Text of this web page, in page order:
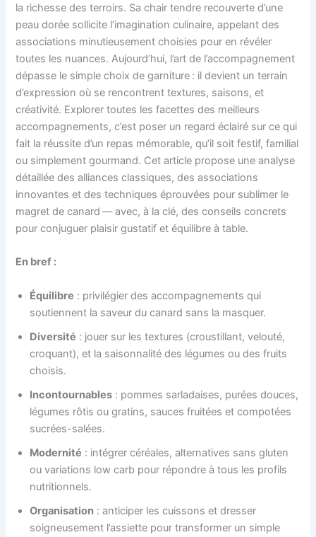
la richesse des terroirs. Sa chair tendre recouverte d’une
peau dorée sollicite l’imagination culinaire, appelant des
associations minutieusement choisies pour en révéler
toutes les nuances. Aujourd’hui, l’art de l’accompagnement
dépasse le simple choix de garniture : il devient un terrain
d’expression où se rencontrent textures, saisons, et
créativité. Explorer toutes les facettes des meilleurs
accompagnements, c’est poser un regard éclairé sur ce qui
fait la réussite d’un repas mémorable, qu’il soit festif, familial
ou simplement gourmand. Cet article propose une analyse
détaillée des alliances classiques, des associations
innovantes et des techniques éprouvées pour sublimer le
magret de canard — avec, à la clé, des conseils concrets
pour conjuguer plaisir gustatif et équilibre à table.
En bref :
Équilibre : privilégier des accompagnements qui
soutiennent la saveur du canard sans la masquer.
Diversité : jouer sur les textures (croustillant, velouté,
croquant), et la saisonnalité des légumes ou des fruits
choisis.
Incontournables : pommes sarladaises, purées douces,
légumes rôtis ou gratins, sauces fruitées et compotées
sucrées-salées.
Modernité : intégrer céréales, alternatives sans gluten
ou variations low carb pour répondre à tous les profils
nutritionnels.
Organisation : anticiper les cuissons et dresser
soigneusement l’assiette pour transformer un simple